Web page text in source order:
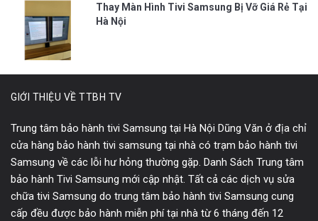
Thay Màn Hình Tivi Samsung Bị Vỡ Giá Rẻ Tại
Hà Nội
GIỚI THIỆU VỀ TTBH TV
Trung tâm bảo hành tivi Samsung tại Hà Nội Dũng Văn ở địa chỉ
cửa hàng bảo hành tivi samsung tại nhà có trạm bảo hành tivi
Samsung về các lỗi hư hỏng thường gặp. Danh Sách Trung tâm
bảo hành Tivi Samsung mới cập nhật. Tất cả các dịch vụ sửa
chữa tivi Samsung do trung tâm bảo hành tivi Samsung cung
cấp đều được bảo hành miễn phí tại nhà từ 6 tháng đến 12